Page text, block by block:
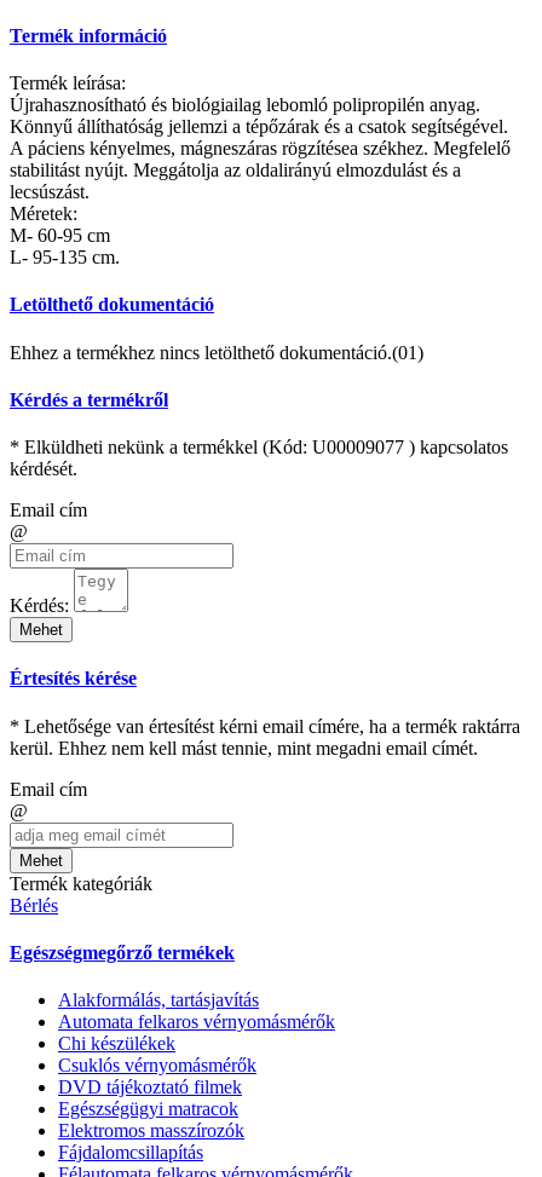
Termék információ
Termék leírása:
Újrahasznosítható és biológiailag lebomló polipropilén anyag.
Könnyű állíthatóság jellemzi a tépőzárak és a csatok segítségével.
A páciens kényelmes, mágneszáras rögzítésea székhez. Megfelelő
stabilitást nyújt. Meggátolja az oldalirányú elmozdulást és a
lecsúszást.
Méretek:
M- 60-95 cm
L- 95-135 cm.
Letölthető dokumentáció
Ehhez a termékhez nincs letölthető dokumentáció.(01)
Kérdés a termékről
* Elküldheti nekünk a termékkel (Kód: U00009077 ) kapcsolatos
kérdését.
Email cím
@
Kérdés:
Mehet
Értesítés kérése
* Lehetősége van értesítést kérni email címére, ha a termék raktárra
kerül. Ehhez nem kell mást tennie, mint megadni email címét.
Email cím
@
Mehet
Termék kategóriák
Bérlés
Egészségmegőrző termékek
Alakformálás, tartásjavítás
Automata felkaros vérnyomásmérők
Chi készülékek
Csuklós vérnyomásmérők
DVD tájékoztató filmek
Egészségügyi matracok
Elektromos masszírozók
Fájdalomcsillapítás